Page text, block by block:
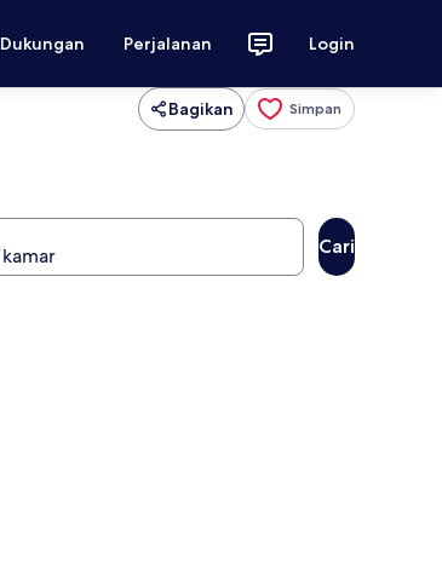
Dukungan Perjalanan Login
Bagikan Simpan
Cari